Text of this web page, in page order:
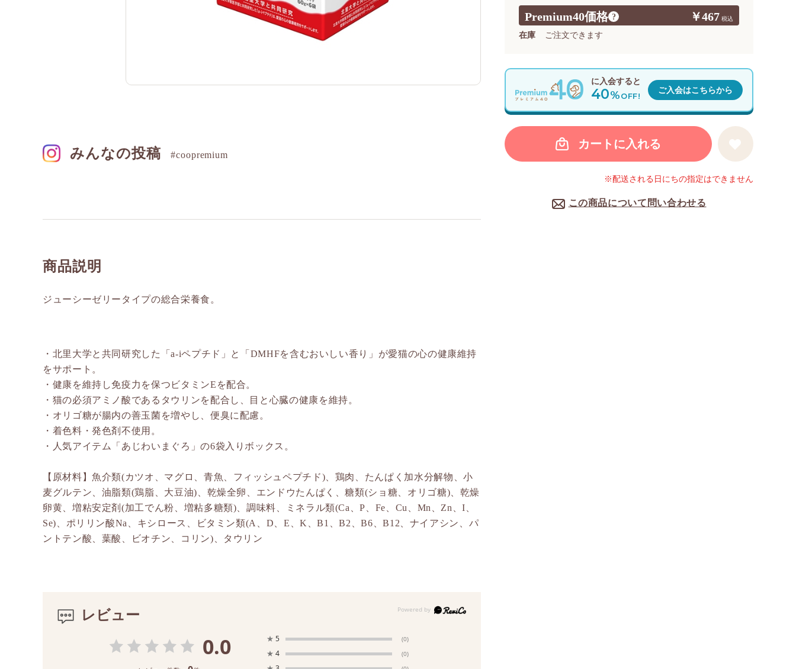
みんなの投稿 #coopremium
商品説明
ジューシーゼリータイプの総合栄養食。
・北里大学と共同研究した「a-iペプチド」と「DMHFを含むおいしい香り」が愛猫の心の健康維持
をサポート。
・健康を維持し免疫力を保つビタミンEを配合。
・猫の必須アミノ酸であるタウリンを配合し、目と心臓の健康を維持。
・オリゴ糖が腸内の善玉菌を増やし、便臭に配慮。
・着色料・発色剤不使用。
・人気アイテム「あじわいまぐろ」の6袋入りボックス。
【原材料】魚介類(カツオ、マグロ、青魚、フィッシュペプチド)、鶏肉、たんぱく加水分解物、小
麦グルテン、油脂類(鶏脂、大豆油)、乾燥全卵、エンドウたんぱく、糖類(ショ糖、オリゴ糖)、乾燥
卵黄、増粘安定剤(加工でん粉、増粘多糖類)、調味料、ミネラル類(Ca、P、Fe、Cu、Mn、Zn、I、
Se)、ポリリン酸Na、キシロース、ビタミン類(A、D、E、K、B1、B2、B6、B12、ナイアシン、パ
ントテン酸、葉酸、ビオチン、コリン)、タウリン
レビュー
0.0 ★ 5 (0)
★ 4 (0)
Premium40価格 ? ￥467
在庫 ご注文できます
カートに入れる
この商品について問い合わせる
※配送される日にちの指定はできません
に入会すると
40%OFF!
ご入会はこちらから